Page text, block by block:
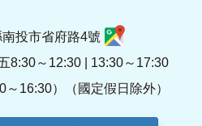
投市省府路4號
8:30～12:30 | 13:30～17:30
～16:30）（國定假日除外）